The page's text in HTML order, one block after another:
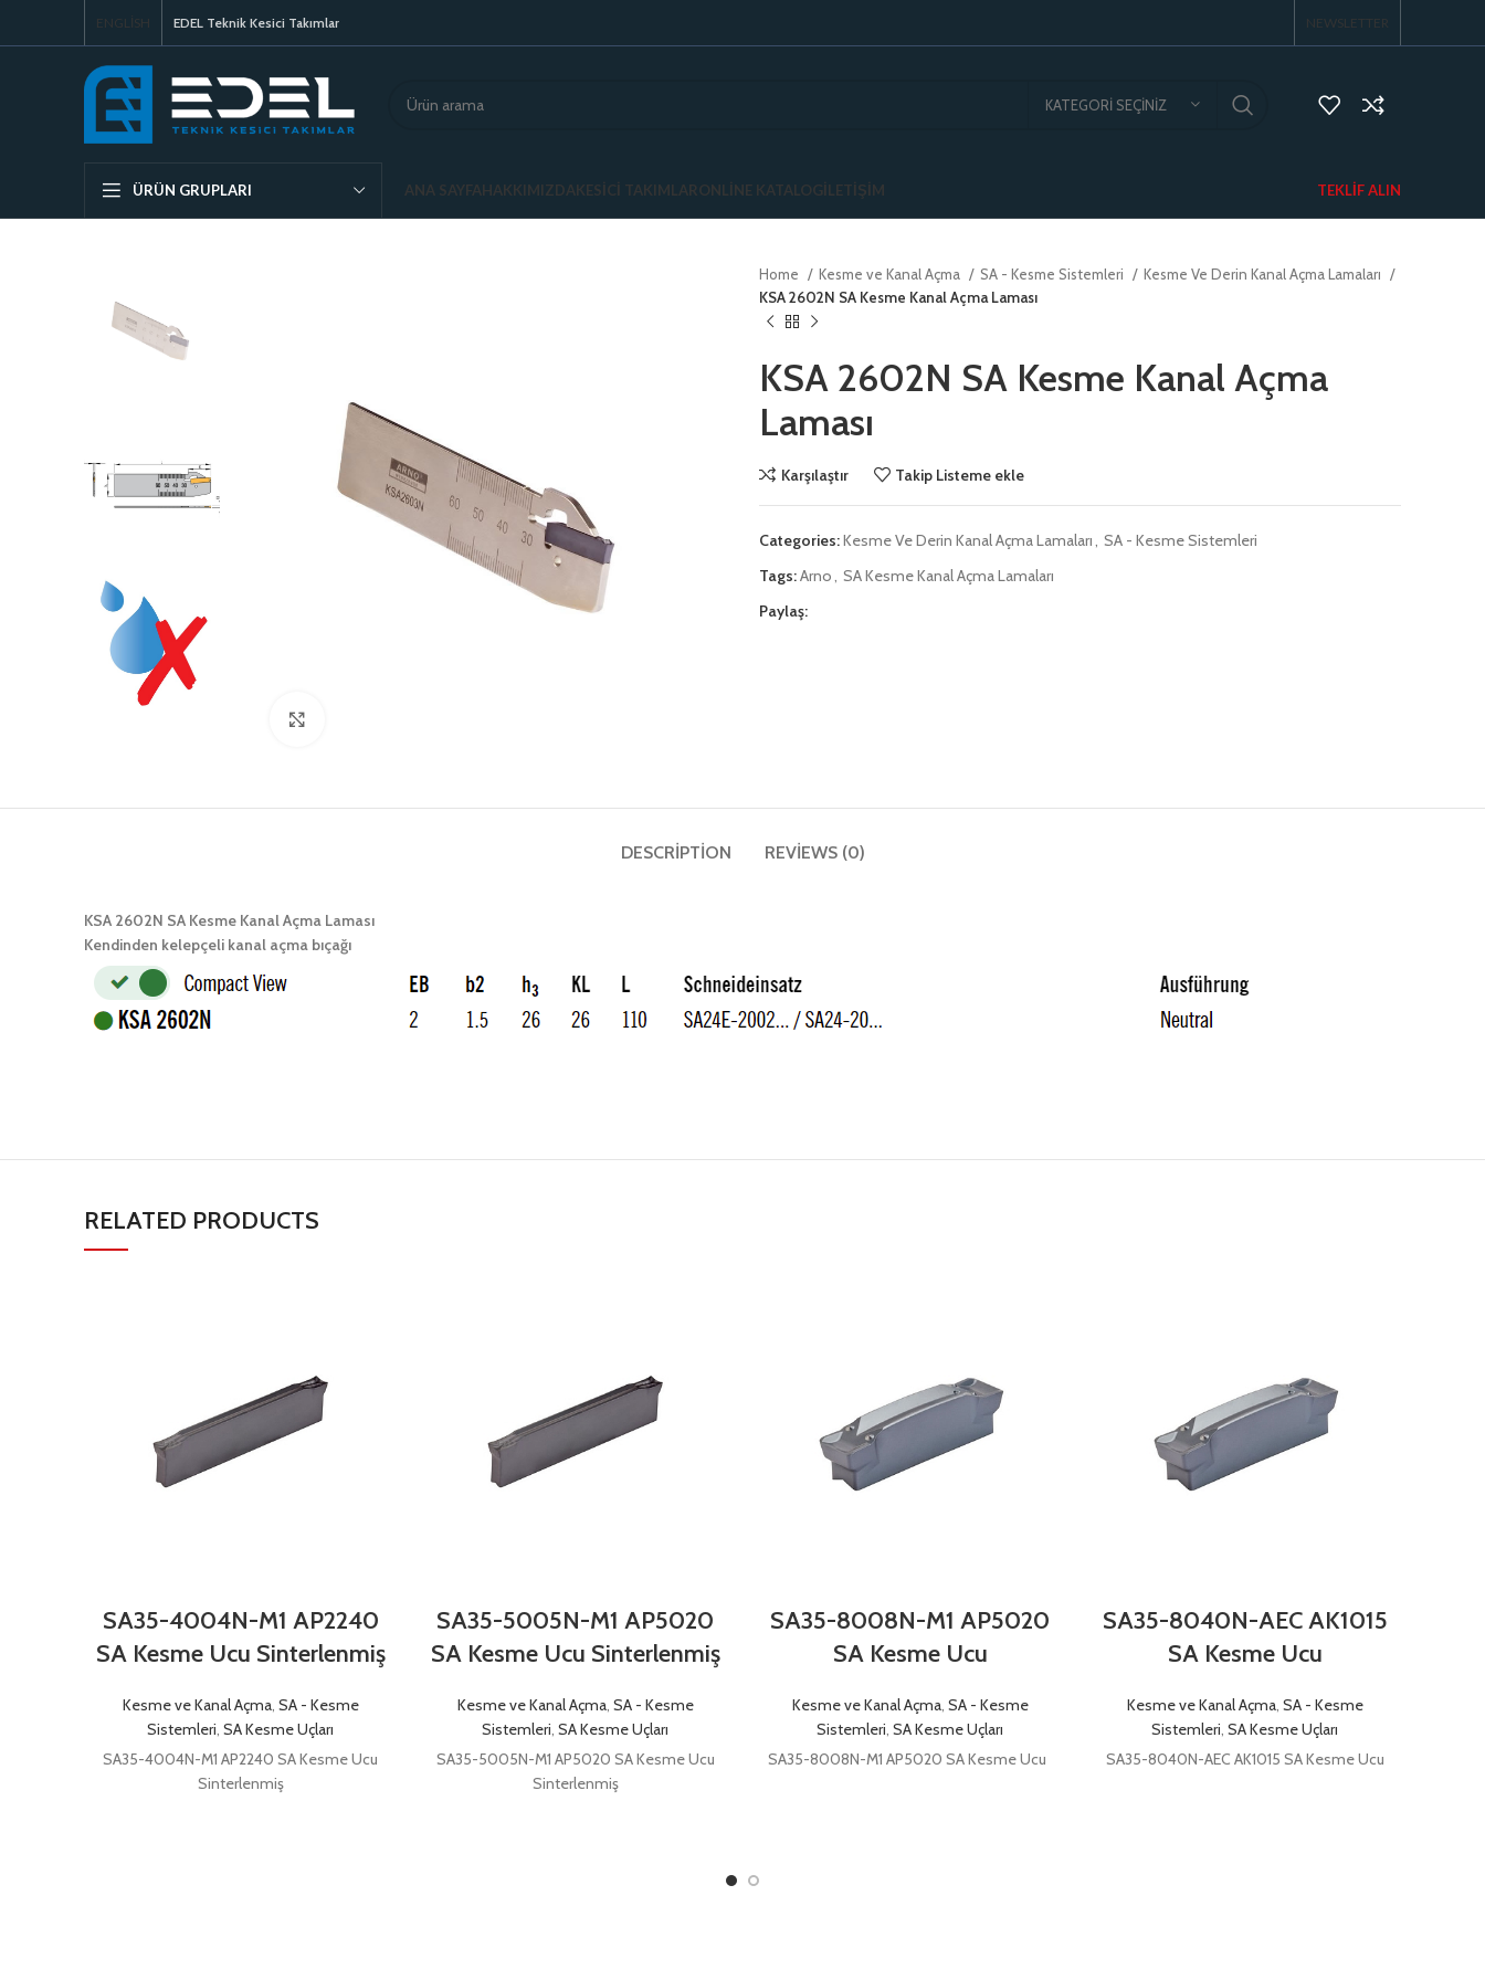
ENGLISH EDEL Teknik Kesici Takımlar NEWSLETTER
KATEGORI SEÇINIZ
ÜRÜN GRUPLARI ANA SAYFAHAKKIMIZDAKESICI TAKIMLARONLINE KATALOGİLETIŞIM TEKLIF ALIN
Home Kesme ve Kanal Açma SA - Kesme Sistemleri
Kesme Ve Derin Kanal Açma Lamaları
KSA 2602N SA Kesme Kanal Açma Laması
KSA 2602N SA Kesme Kanal Açma
Laması
Karşılaştır Takip Listeme ekle
Categories:Kesme Ve Derin Kanal Açma Lamaları, SA - Kesme Sistemleri
Tags:Arno, SA Kesme Kanal Açma Lamaları
Paylaş:
DESCRIPTION REVIEWS (0)
KSA 2602N SA Kesme Kanal Açma Laması
Kendinden kelepçeli kanal açma bıçağı
RELATED PRODUCTS
SA35-4004N-M1 AP2240
SA Kesme Ucu Sinterlenmiş
Kesme ve Kanal Açma, SA - Kesme
Sistemleri, SA Kesme Uçları
SA35-4004N-M1 AP2240 SA Kesme Ucu
Sinterlenmiş
SA35-5005N-M1 AP5020
SA Kesme Ucu Sinterlenmiş
Kesme ve Kanal Açma, SA - Kesme
Sistemleri, SA Kesme Uçları
SA35-5005N-M1 AP5020 SA Kesme Ucu
Sinterlenmiş
SA35-8008N-M1 AP5020
SA Kesme Ucu
Kesme ve Kanal Açma, SA - Kesme
Sistemleri, SA Kesme Uçları
SA35-8008N-M1 AP5020 SA Kesme Ucu
SA35-8040N-AEC AK1015
SA Kesme Ucu
Kesme ve Kanal Açma, SA - Kesme
Sistemleri, SA Kesme Uçları
SA35-8040N-AEC AK1015 SA Kesme Ucu